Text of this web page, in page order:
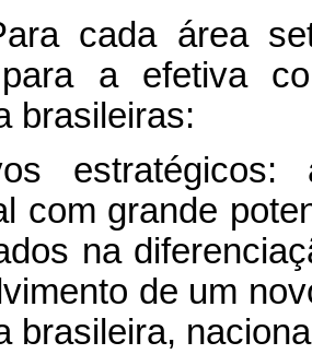
cada área
a efetiva
brasileiras:
estratégicos:
com grande
na
de um
brasileira,